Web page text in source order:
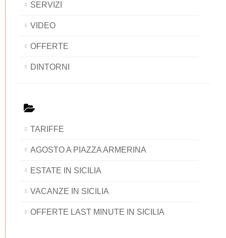
SERVIZI
VIDEO
OFFERTE
DINTORNI
TARIFFE
AGOSTO A PIAZZA ARMERINA
ESTATE IN SICILIA
VACANZE IN SICILIA
OFFERTE LAST MINUTE IN SICILIA